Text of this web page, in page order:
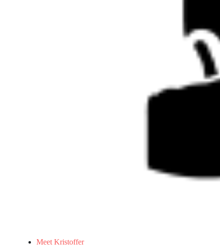
Meet Kristoffer